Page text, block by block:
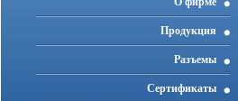
Продукция
Разъемы
Cертификаты